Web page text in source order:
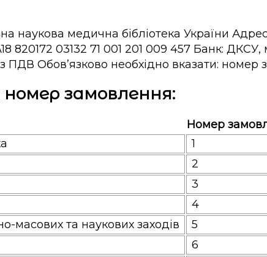
наукова медична бібліотека України
820172 03132 71 001 201 009 457 Банк:
ПДВ Обов’язково необхідно вказати: номер
замовлення:
Номер
1
2
3
4
масових та наукових заходів
5
6